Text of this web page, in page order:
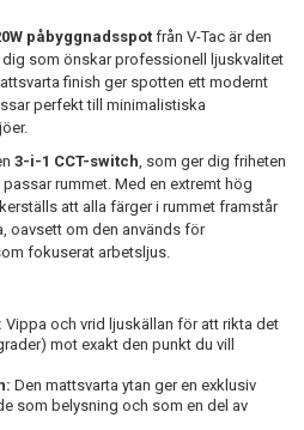
påbyggnadsspotfrån V-Tac är den
som önskar professionell ljuskvalitet
finish ger spotten ett modernt
perfekt till minimalistiska
3-i-1 CCT-switch, som ger dig friheten
rummet. Med en extremt hög
att alla färger i rummet framstår
oavsett om den används för
fokuserat arbetsljus.
Vippa och vrid ljuskällan för att rikta det
mot exakt den punkt du vill
Den mattsvarta ytan ger en exklusiv
som belysning och som en del av